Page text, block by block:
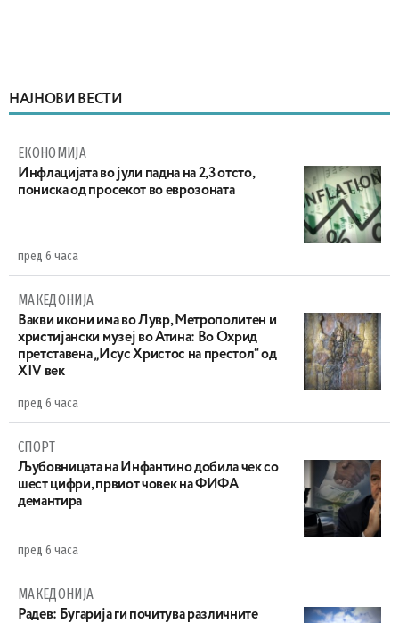
НАЈНОВИ ВЕСТИ
ЕКОНОМИЈА
Инфлацијата во јули падна на 2,3 отсто,
пониска од просекот во еврозоната
пред 6 часа
МАКЕДОНИЈА
Вакви икони има во Лувр, Метрополитен и
христијански музеј во Атина: Во Охрид
претставена „Исус Христос на престол“ од
XIV век
пред 6 часа
СПОРТ
Љубовницата на Инфантино добила чек со
шест цифри, првиот човек на ФИФА
демантира
пред 6 часа
МАКЕДОНИЈА
Радев: Бугарија ги почитува различните